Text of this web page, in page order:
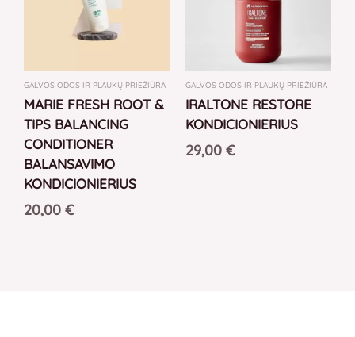
GALVOS ODOS IR PLAUKŲ PRIEŽIŪRA
MARIE FRESH ROOT &
TIPS BALANCING
CONDITIONER
BALANSAVIMO
KONDICIONIERIUS
20,00 €
GALVOS ODOS IR PLAUKŲ PRIEŽIŪRA
IRALTONE RESTORE
KONDICIONIERIUS
29,00 €